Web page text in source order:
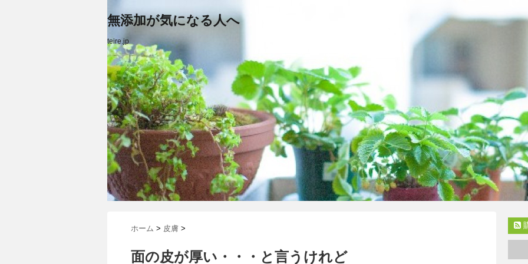
無添加が気になる人へ
teire.jp
ホーム > 皮膚 >
面の皮が厚い・・・と言うけれど